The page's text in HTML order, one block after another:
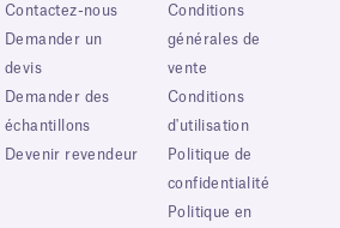
Contactez-nous
Demander un
devis
Demander des
échantillons
Devenir revendeur
Conditions
générales de
vente
Conditions
d'utilisation
Politique de
confidentialité
Politique en